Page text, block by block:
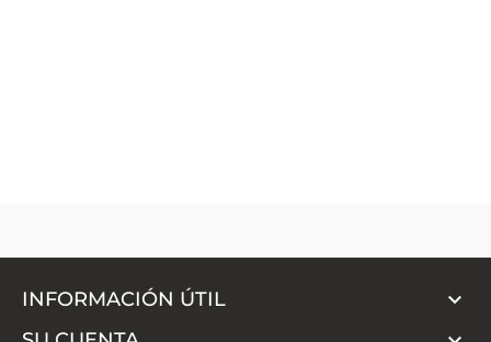
INFORMACIÓN ÚTIL 